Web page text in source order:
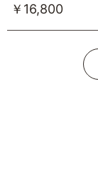
￥16,800